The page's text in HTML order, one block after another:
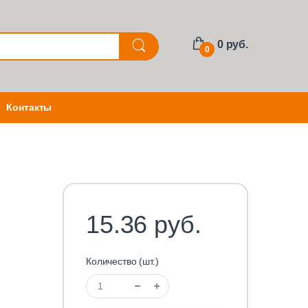
0 0 руб.
Контакты
15.36 руб.
Количество (шт.)